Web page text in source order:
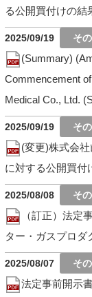
る公開買付けの結
2025/09/19
(Summary)
Commencement
Medical Co., Ltd.
2025/09/19
(変更)株式会
に対する公開買付
2025/08/08
（訂正）法定
ター・ガスプロダ
2025/08/07
法定事前開示